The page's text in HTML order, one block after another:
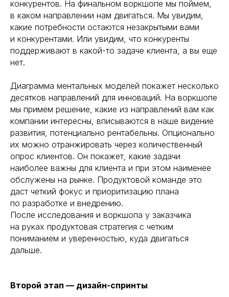
конкурентов. На финальном воркшопе мы поймем,
в каком направлении нам двигаться. Мы увидим,
какие потребности остаются незакрытыми вами
и конкурентами. Или увидим, что конкуренты
поддерживают в какой-то задаче клиента, а вы еще
нет.
Диаграмма ментальных моделей покажет несколько
десятков направлений для инноваций. На воркшопе
мы примем решение, какие из направлений вам как
компании интересны, вписываются в наше видение
развития, потенциально рентабельны. Опционально
их можно отранжировать через количественный
опрос клиентов. Он покажет, какие задачи
наиболее важны для клиента и при этом наименее
обслужены на рынке. Продуктовой команде это
даст четкий фокус и приоритизацию плана
по разработке и внедрению.
После исследования и воркшопа у заказчика
на руках продуктовая стратегия с четким
пониманием и уверенностью, куда двигаться
дальше.
Второй этап — дизайн-спринты